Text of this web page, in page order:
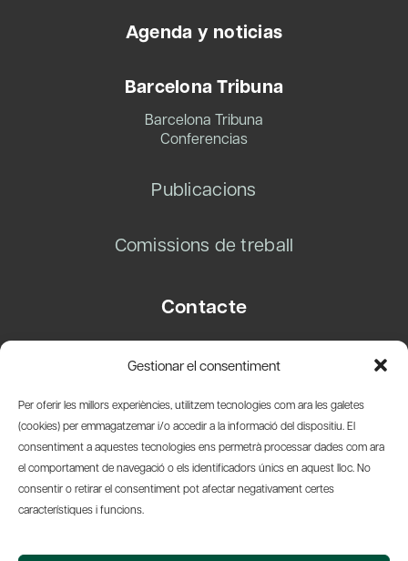
Gestionar el consentiment
Per oferir les millors experiències, utilitzem tecnologies com ara les galetes
(cookies) per emmagatzemar i/o accedir a la informació del dispositiu. El
consentiment a aquestes tecnologies ens permetrà processar dades com ara
el comportament de navegació o els identificadors únics en aquest lloc. No
consentir o retirar el consentiment pot afectar negativament certes
característiques i funcions.
Agenda y noticias
Barcelona Tribuna
Barcelona Tribuna
Conferencias
Publicacions
Comissions de treball
Contacte
08003 Barcelona
info@amicsdelpais.com
Suscripció Newsletter